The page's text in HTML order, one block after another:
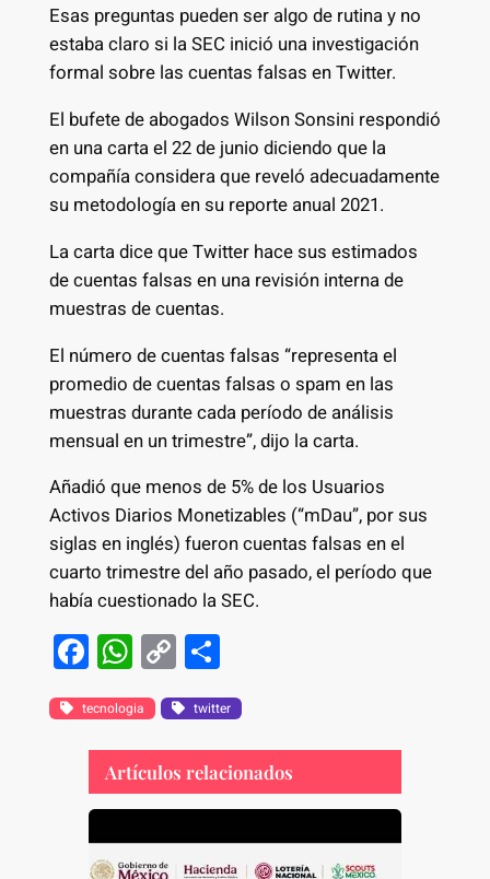
Esas preguntas pueden ser algo de rutina y no
estaba claro si la SEC inició una investigación
formal sobre las cuentas falsas en Twitter.
El bufete de abogados Wilson Sonsini respondió
en una carta el 22 de junio diciendo que la
compañía considera que reveló adecuadamente
su metodología en su reporte anual 2021.
La carta dice que Twitter hace sus estimados
de cuentas falsas en una revisión interna de
muestras de cuentas.
El número de cuentas falsas “representa el
promedio de cuentas falsas o spam en las
muestras durante cada período de análisis
mensual en un trimestre”, dijo la carta.
Añadió que menos de 5% de los Usuarios
Activos Diarios Monetizables (“mDau”, por sus
siglas en inglés) fueron cuentas falsas en el
cuarto trimestre del año pasado, el período que
había cuestionado la SEC.
F
a
c
e
b
o
o
W
h
at
s
A
p
p
C
o
p
y
Li
n
k
S
h
ar
e
tecnologia twitter
Artículos relacionados